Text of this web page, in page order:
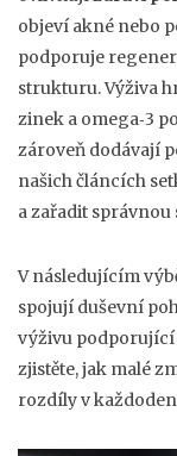
objeví akné nebo
podporuje
strukturu. Výživa
zinek a omega‑3
zároveň dodávají
našich článcích
a zařadit správnou
V následujícím
spojují duševní
výživu podporující
zjistěte, jak malé
rozdíly v